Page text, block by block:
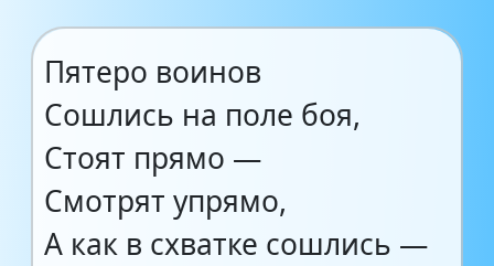
Пятеро воинов
Сошлись на поле боя,
Стоят прямо —
Смотрят упрямо,
А как в схватке сошлись —